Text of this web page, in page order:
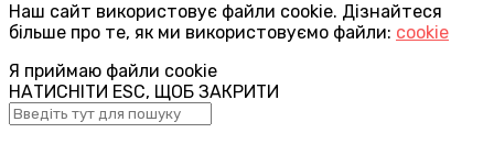
Наш сайт використовує файли cookie. Дізнайтеся
більше про те, як ми використовуємо файли: cookie
Я приймаю файли cookie
НАТИСНІТИ ESC, ЩОБ ЗАКРИТИ